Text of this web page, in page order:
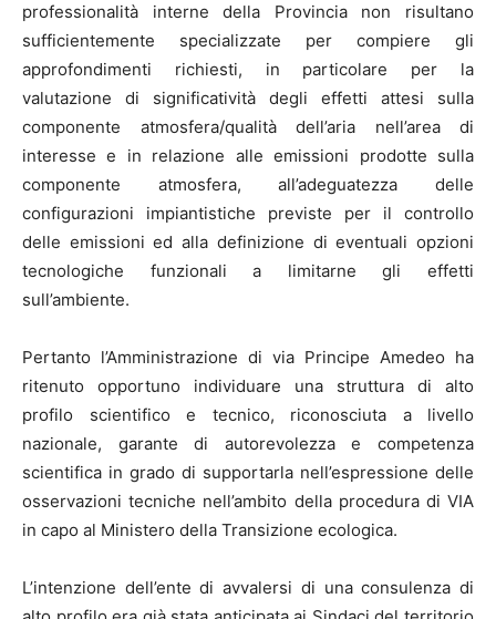
professionalità interne della Provincia non risultano
sufficientemente specializzate per compiere gli
approfondimenti richiesti, in particolare per la
valutazione di significatività degli effetti attesi sulla
componente atmosfera/qualità dell’aria nell’area di
interesse e in relazione alle emissioni prodotte sulla
componente atmosfera, all’adeguatezza delle
configurazioni impiantistiche previste per il controllo
delle emissioni ed alla definizione di eventuali opzioni
tecnologiche funzionali a limitarne gli effetti
sull’ambiente.
Pertanto l’Amministrazione di via Principe Amedeo ha
ritenuto opportuno individuare una struttura di alto
profilo scientifico e tecnico, riconosciuta a livello
nazionale, garante di autorevolezza e competenza
scientifica in grado di supportarla nell’espressione delle
osservazioni tecniche nell’ambito della procedura di VIA
in capo al Ministero della Transizione ecologica.
L’intenzione dell’ente di avvalersi di una consulenza di